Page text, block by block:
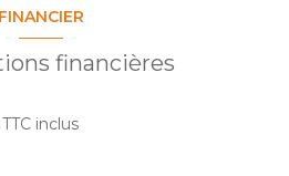
FINANCIER
financières
inclus